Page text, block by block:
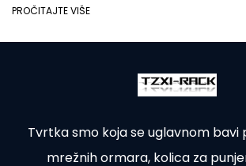
PROČITAJTE VIŠE
Tvrtka smo koja se uglavnom bavi
mrežnih ormara, kolica za